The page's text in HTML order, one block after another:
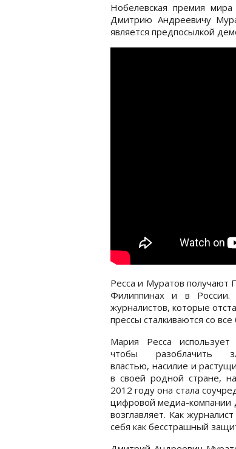
Нобелевская премия
Дмитрию Андреевичу
является предпосылкой
Ресса и Муратов получают
Филиппинах и в
журналистов, которые
прессы сталкиваются со
Мария Ресса использует
чтобы разоблачить
властью, насилие и
в своей родной стране,
2012 году она стала
цифровой медиа-компании
возглавляет. Как
себя как бесстрашный